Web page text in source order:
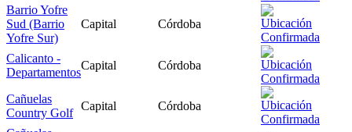
Barrio Yofre
Sud (Barrio
Yofre Sur)
Capital Córdoba
Calicanto -
Departamentos
Capital Córdoba
Cañuelas
Country Golf
Capital Córdoba